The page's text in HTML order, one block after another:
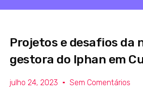
Projetos e desafios da
gestora do Iphan em
julho 24, 2023 Sem Comentários